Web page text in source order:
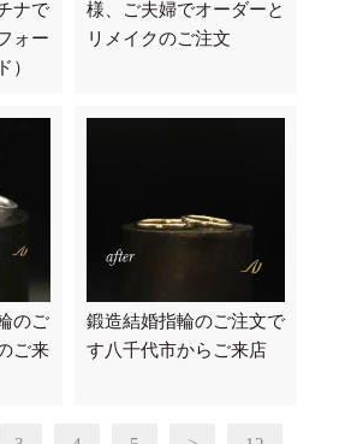
ナで
ォー
）
様、ご夫婦でオーダーと
リメイクのご注文
のご
ご来
鍛造結婚指輪のご注文で
す八千代市からご来店